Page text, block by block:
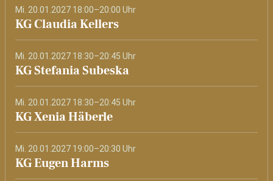
Mi. 20.01.2027 18:00–20:00 Uhr
KG Claudia Kellers
Mi. 20.01.2027 18:30–20:45 Uhr
KG Stefania Subeska
Mi. 20.01.2027 18:30–20:45 Uhr
KG Xenia Häberle
Mi. 20.01.2027 19:00–20:30 Uhr
KG Eugen Harms